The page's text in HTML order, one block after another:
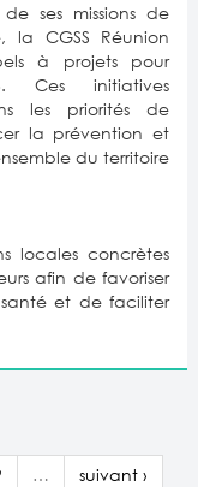
ses missions de
la CGSS Réunion
à projets pour
Ces initiatives
les priorités de
la prévention et
du territoire
locales concrètes
afin de favoriser
et de faciliter
…
suivant ›